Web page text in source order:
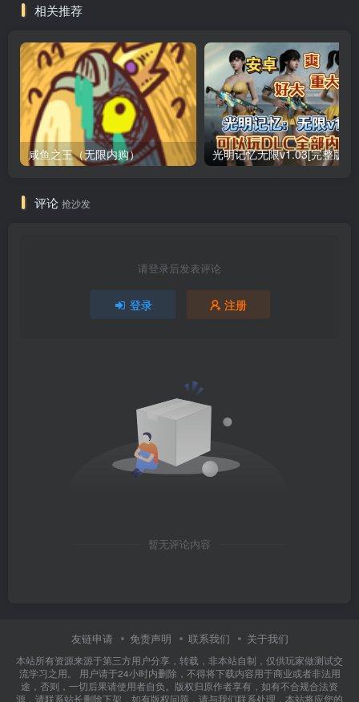
相关推荐
咸鱼之王（无限内购）
评论 抢沙发
请登录后发表评论
登录 注册
暂无评论内容
友链申请 免责声明 联系我们 关于我们
本站所有资源来源于第三方用户分享，转载，非本站自制，仅供玩家做测试交
流学习之用。 用户请于24小时内删除，不得将下载内容用于商业或者非法用
途，否则，一切后果请使用者自负。版权归原作者享有，如有不合规合法资
源，请联系站长删除下架，如有版权问题，请与我们联系处理，本站将应您的